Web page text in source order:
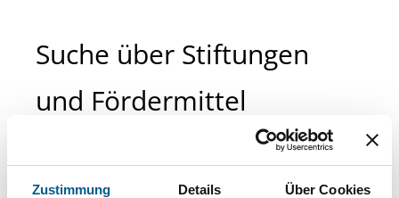
Zustimmung Details Über Cookies
Suche über Stiftungen
und Fördermittel
Sie suchen finanzielle Unterstützung für ein
Projekt oder ein Vorhaben? Hier können Sie